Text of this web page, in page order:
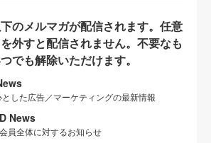
のメルマガが配信されます。任意
外すと配信されません。不要なも
でも解除いただけます。
した広告／マーケティングの最新情報
News
員全体に対するお知らせ